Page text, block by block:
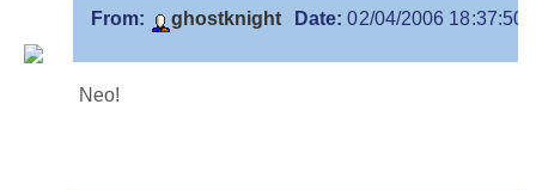
From: ghostknight Date: 02/04/2006 18:37:50
Neo!